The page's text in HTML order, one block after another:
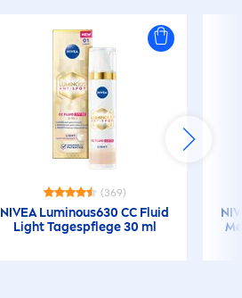
(369)
NIVEA Luminous630 CC Fluid
Light Tagespflege 30 ml